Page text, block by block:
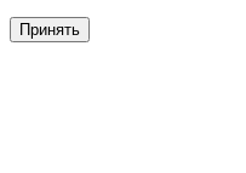
Принять